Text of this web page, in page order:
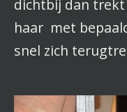
dichtbij dan
haar met
snel zich